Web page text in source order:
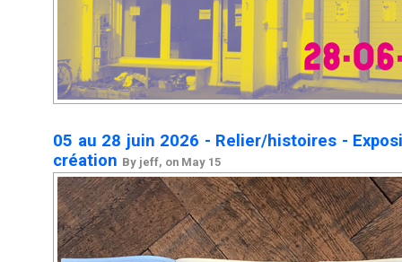
05 au 28 juin 2026 - Relier/histoires -
création By jeff, on May 15